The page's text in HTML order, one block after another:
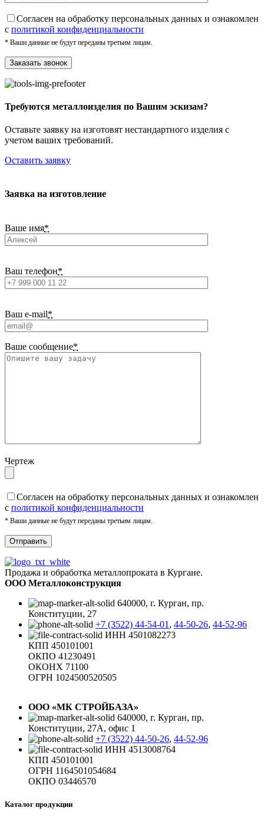
Cогласен на обработку персональных данных и ознакомлен
с политикой конфиденциальности
* Ваши данные не будут переданы третьим лицам.
Требуются металлоизделия по Вашим эскизам?
Оставьте заявку на изготовят нестандартного изделия с
учетом ваших требований.
Оставить заявку
Заявка на изготовление
Ваше имя*
Ваш телефон*
Ваш e-mail*
Ваше сообщение*
Чертеж
Cогласен на обработку персональных данных и ознакомлен
с политикой конфиденциальности
* Ваши данные не будут переданы третьим лицам.
Продажа и обработка металлопроката в Кургане.
ООО Металлоконструкция
640000, г. Курган, пр.
Конституции, 27
+7 (3522) 44-54-01 , 44-50-26, 44-52-96
ИНН 4501082273
КПП 450101001
ОКПО 41230491
ОКОНХ 71100
ОГРН 1024500520505
ООО «МК СТРОЙБАЗА»
640000, г. Курган, пр.
Конституции, 27А, офис 1
+7 (3522) 44-50-26, 44-52-96
ИНН 4513008764
КПП 450101001
ОГРН 1164501054684
ОКПО 03446570
Каталог продукции